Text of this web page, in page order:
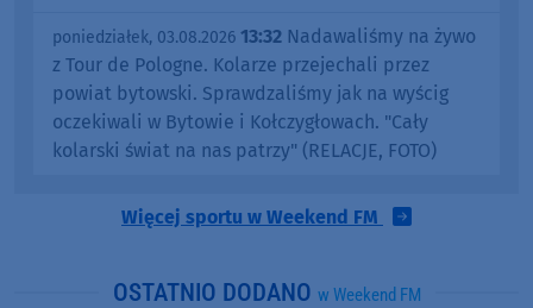
poniedziałek, 03.08.2026 13:32 Nadawaliśmy na żywo
z Tour de Pologne. Kolarze przejechali przez
powiat bytowski. Sprawdzaliśmy jak na wyścig
oczekiwali w Bytowie i Kołczygłowach. "Cały
kolarski świat na nas patrzy" (RELACJE, FOTO)
Więcej sportu w Weekend FM
OSTATNIO DODANO w Weekend FM